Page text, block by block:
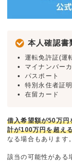
本人確認書
運転免許証(運
マイナンバー
パスポート
特別永住者証
在留カード
借入希望額が50万円
計が100万円を超え
なる場合もあります。
該当の可能性がある